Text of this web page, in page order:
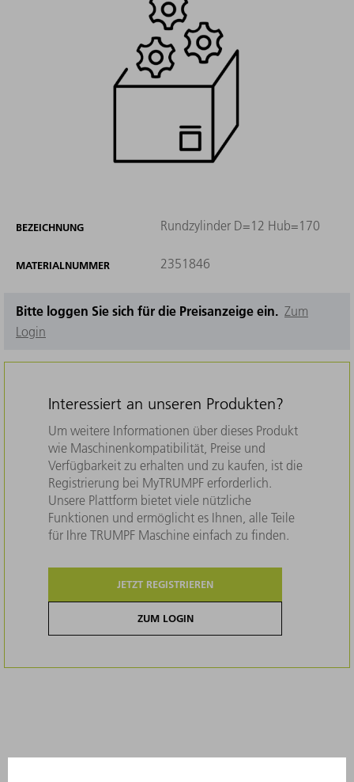
BEZEICHNUNG Rundzylinder D=12 Hub=170
MATERIALNUMMER 2351846
Bitte loggen Sie sich für die Preisanzeige ein. Zum
Login
Interessiert an unseren Produkten?
Um weitere Informationen über dieses Produkt
wie Maschinenkompatibilität, Preise und
Verfügbarkeit zu erhalten und zu kaufen, ist die
Registrierung bei MyTRUMPF erforderlich.
Unsere Plattform bietet viele nützliche
Funktionen und ermöglicht es Ihnen, alle Teile
für Ihre TRUMPF Maschine einfach zu finden.
JETZT REGISTRIEREN
ZUM LOGIN